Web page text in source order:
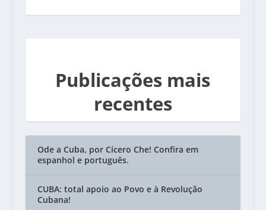
Publicações mais
recentes
Ode a Cuba, por Cícero Che! Confira em
espanhol e português.
CUBA: total apoio ao Povo e à Revolução
Cubana!